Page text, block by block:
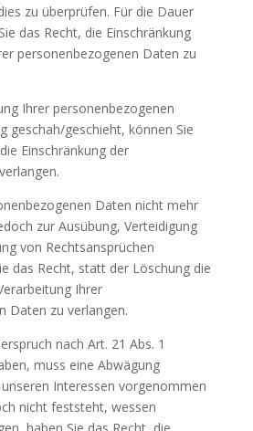
zu überprüfen. Für die Dauer
das Recht, die Einschränkung
personenbezogenen Daten zu
Ihrer personenbezogenen
geschah/geschieht, können Sie
Einschränkung der
Daten nicht mehr
zur Ausübung, Verteidigung
von Rechtsansprüchen
das Recht, statt der Löschung die
Ihrer
Daten zu verlangen.
nach Art. 21 Abs. 1
muss eine Abwägung
Interessen vorgenommen
nicht feststeht, wessen